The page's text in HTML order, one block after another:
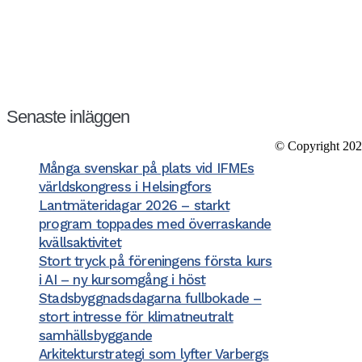
Senaste inläggen
Många svenskar på plats vid IFMEs
världskongress i Helsingfors
Lantmäteridagar 2026 – starkt
program toppades med överraskande
kvällsaktivitet
Stort tryck på föreningens första kurs
i AI – ny kursomgång i höst
Stadsbyggnadsdagarna fullbokade –
stort intresse för klimatneutralt
samhällsbyggande
Arkitekturstrategi som lyfter Varbergs
Tel: 08−20 19
Bank: Nordea
© Copyright